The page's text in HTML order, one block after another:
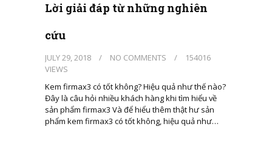
Lời giải đáp từ những nghiên
cứu
JULY 29, 2018 / NO COMMENTS /
154016
VIEWS
Kem firmax3 có tốt không? Hiệu quả như thế nào?
Đây là câu hỏi nhiều khách hàng khi tìm hiểu về
sản phẩm firmax3 Và để hiểu thêm thật hư sản
phẩm kem firmax3 có tốt không, hiệu quả như…